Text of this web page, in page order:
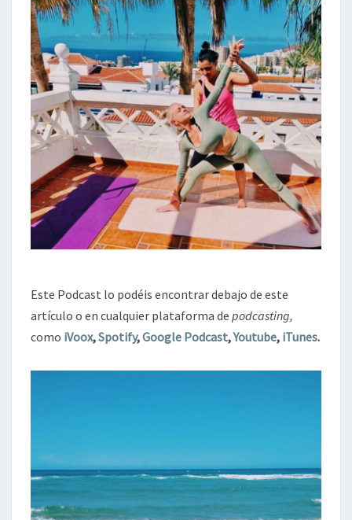
Este Podcast lo podéis encontrar debajo de este
artículo o en cualquier plataforma de podcasting,
como iVoox,Spotify,Google Podcast,Youtube, iTunes.